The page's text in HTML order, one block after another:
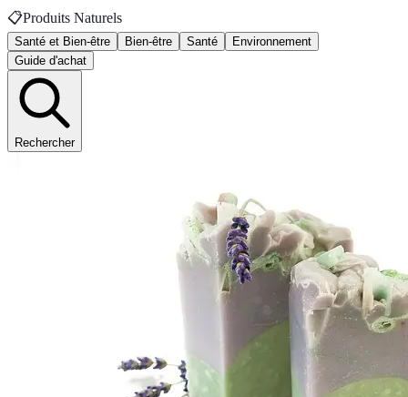
📋Produits Naturels
Santé et Bien-être Bien-être Santé
Environnement
Guide d'achat
Rechercher